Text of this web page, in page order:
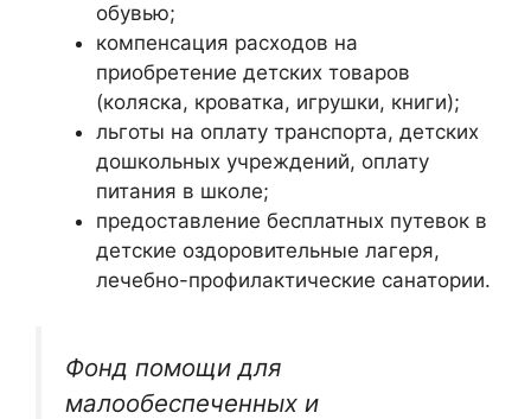
обувью;
компенсация расходов на
приобретение детских товаров
(коляска, кроватка, игрушки, книги);
льготы на оплату транспорта, детских
дошкольных учреждений, оплату
питания в школе;
предоставление бесплатных путевок в
детские оздоровительные лагеря,
лечебно-профилактические санатории.
Фонд помощи для
малообеспеченных и